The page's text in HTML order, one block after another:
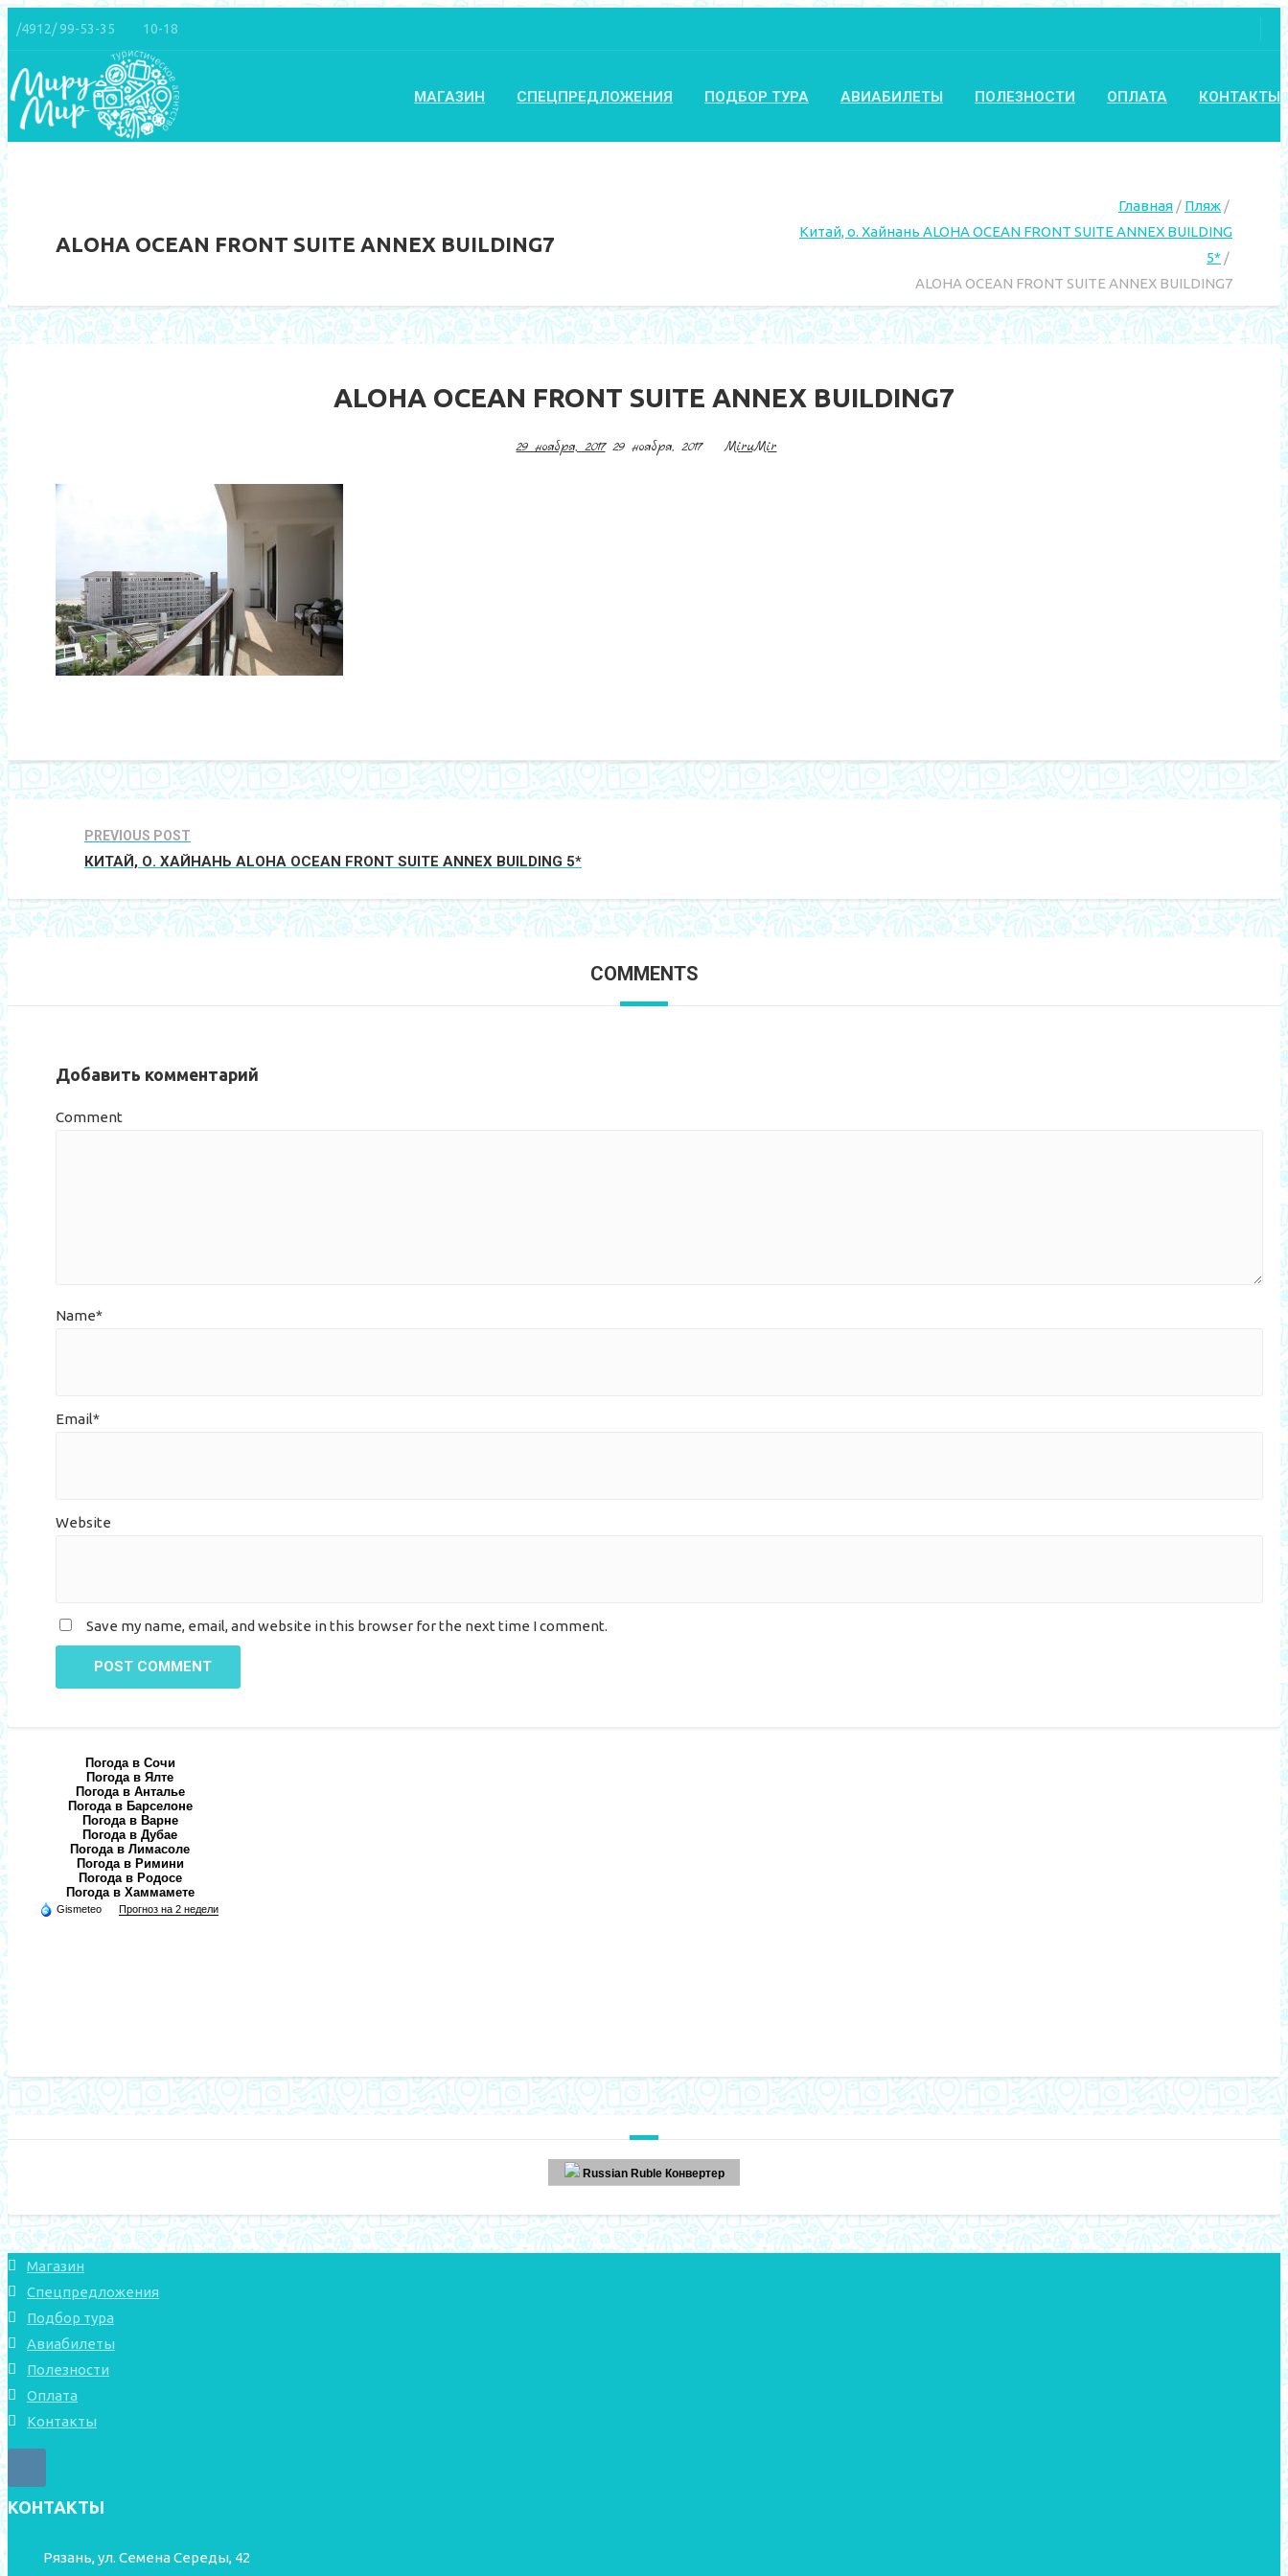
/4912/ 99-53-35 10-18
МАГАЗИН СПЕЦПРЕДЛОЖЕНИЯ ПОДБОР ТУРА АВИАБИЛЕТЫ ПОЛЕЗНОСТИ ОПЛАТА КОНТАКТЫ
ALOHA OCEAN FRONT SUITE ANNEX BUILDING7
Главная
Пляж
Китай, о. Хайнань ALOHA OCEAN FRONT SUITE ANNEX BUILDING
5*
ALOHA OCEAN FRONT SUITE ANNEX BUILDING7
ALOHA OCEAN FRONT SUITE ANNEX BUILDING7
29 ноября, 2017 29 ноября, 2017 MiruMir
PREVIOUS POST
КИТАЙ, О. ХАЙНАНЬ ALOHA OCEAN FRONT SUITE ANNEX BUILDING 5*
COMMENTS
Добавить комментарий
Comment
Name*
Email*
Website
Save my name, email, and website in this browser for the next time I comment.
POST COMMENT
Погода в Сочи
Погода в Ялте
Погода в Анталье
Погода в Барселоне
Погода в Варне
Погода в Дубае
Погода в Лимасоле
Погода в Римини
Погода в Родосе
Погода в Хаммамете
Gismeteo Прогноз на 2 недели
Russian Ruble Конвертер
Магазин
Спецпредложения
Подбор тура
Авиабилеты
Полезности
Оплата
Контакты
КОНТАКТЫ
Рязань, ул. Семена Середы, 42